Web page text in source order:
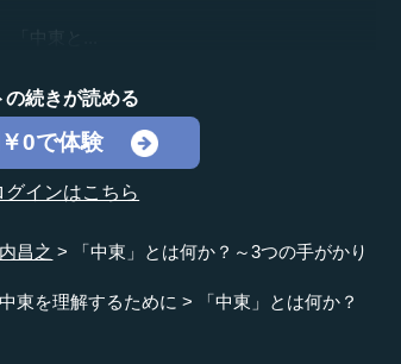
中東と...
続きが読める
0で体験
インはこちら
昌之
「中東」とは何か？～3つの手がかり
中東を理解するために
「中東」とは何か？